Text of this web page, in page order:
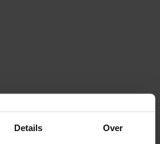
Details Over